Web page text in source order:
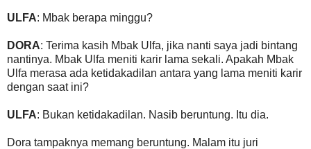
ULFA: Mbak berapa minggu?
DORA: Terima kasih Mbak Ulfa, jika nanti saya jadi bintang
nantinya. Mbak Ulfa meniti karir lama sekali. Apakah Mbak
Ulfa merasa ada ketidakadilan antara yang lama meniti karir
dengan saat ini?
ULFA: Bukan ketidakadilan. Nasib beruntung. Itu dia.
Dora tampaknya memang beruntung. Malam itu juri